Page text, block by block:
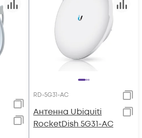
RD-5G31-AC
Антенна Ubiquiti
RocketDish 5G31-AC